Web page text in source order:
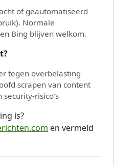
of geautomatiseerd
Normale
Bing blijven welkom.
tegen overbelasting
scrapen van content
risico’s
is?
en vermeld